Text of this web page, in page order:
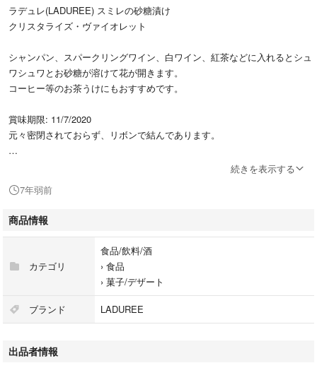
ラデュレ(LADUREE) スミレの砂糖漬け
クリスタライズ・ヴァイオレット
シャンパン、スパークリングワイン、白ワイン、紅茶などに入れるとシュ
ワシュワとお砂糖が溶けて花が開きます。
コーヒー等のお茶うけにもおすすめです。
賞味期限: 11/7/2020
元々密閉されておらず、リボンで結んであります。
#ラデュレ
#デメル
#laduree
続きを表示する
7年弱前
商品情報
カテゴリ
食品/飲料/酒
› 食品
› 菓子/デザート
ブランド LADUREE
出品者情報